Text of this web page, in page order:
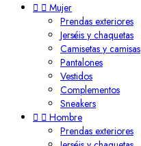
  Mujer
Prendas exteriores
Jerséis y chaquetas
Camisetas y camisas
Pantalones
Vestidos
Complementos
Sneakers
  Hombre
Prendas exteriores